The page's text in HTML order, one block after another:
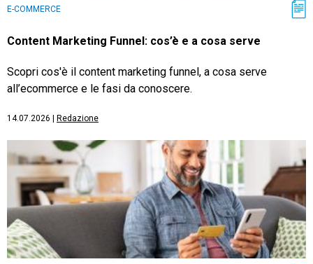
E-COMMERCE
Content Marketing Funnel: cos’è e a cosa serve
Scopri cos'è il content marketing funnel, a cosa serve
all’ecommerce e le fasi da conoscere.
14.07.2026 Redazione